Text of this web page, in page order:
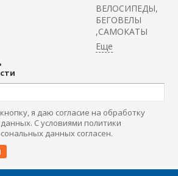
ВЕЛОСИПЕДЫ,
БЕГОВЕЛЫ
,САМОКАТЫ
я даю согласие на обработку
С условиями политики
данных согласен.